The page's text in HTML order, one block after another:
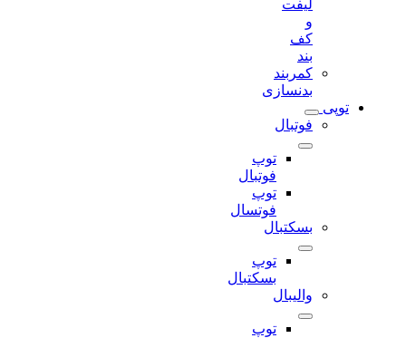
کمربند
بدنسازی
توپی
فوتبال
توپ
فوتبال
توپ
فوتسال
بسکتبال
توپ
بسکتبال
والیبال
توپ